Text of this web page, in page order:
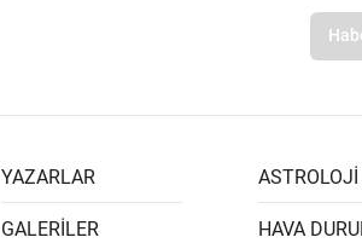
YAZARLAR
GALERİLER
ASTROLOJİ
HAVA